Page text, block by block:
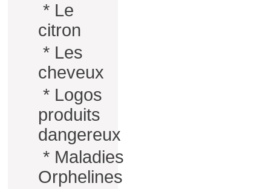
* Le
citron
* Les
cheveux
* Logos
produits
dangereux
* Maladies
Orphelines